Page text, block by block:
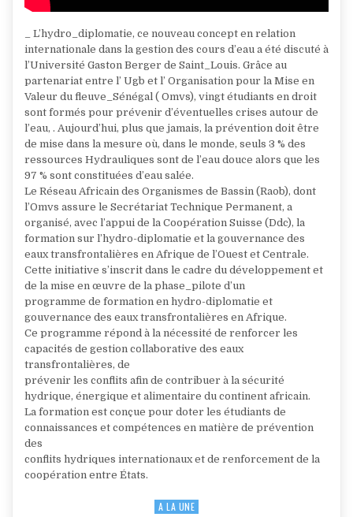
_ L’hydro_diplomatie, ce nouveau concept en relation
internationale dans la gestion des cours d’eau a été discuté à
l’Université Gaston Berger de Saint_Louis. Grâce au
partenariat entre l’ Ugb et l’ Organisation pour la Mise en
Valeur du fleuve_Sénégal ( Omvs), vingt étudiants en droit
sont formés pour prévenir d’éventuelles crises autour de
l’eau, . Aujourd’hui, plus que jamais, la prévention doit être
de mise dans la mesure où, dans le monde, seuls 3 % des
ressources Hydrauliques sont de l’eau douce alors que les
97 % sont constituées d’eau salée.
Le Réseau Africain des Organismes de Bassin (Raob), dont
l’Omvs assure le Secrétariat Technique Permanent, a
organisé, avec l’appui de la Coopération Suisse (Ddc), la
formation sur l’hydro-diplomatie et la gouvernance des
eaux transfrontalières en Afrique de l’Ouest et Centrale.
Cette initiative s’inscrit dans le cadre du développement et
de la mise en œuvre de la phase_pilote d’un
programme de formation en hydro-diplomatie et
gouvernance des eaux transfrontalières en Afrique.
Ce programme répond à la nécessité de renforcer les
capacités de gestion collaborative des eaux
transfrontalières, de
prévenir les conflits afin de contribuer à la sécurité
hydrique, énergique et alimentaire du continent africain.
La formation est conçue pour doter les étudiants de
connaissances et compétences en matière de prévention
des
conflits hydriques internationaux et de renforcement de la
coopération entre États.
Posted
A LA UNE